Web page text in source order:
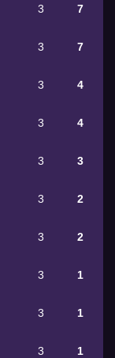
3 7
3 7
3 4
3 4
3 3
3 2
3 2
3 1
3 1
3 1